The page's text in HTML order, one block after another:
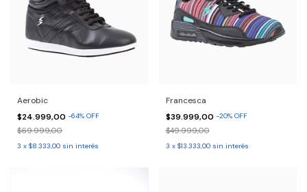
Aerobic
$24.999,00 -64% OFF
$69.999,00
3 x $8.333,00 sin interés
Francesca
$39.999,00 -20% OFF
$49.999,00
3 x $13.333,00 sin interés